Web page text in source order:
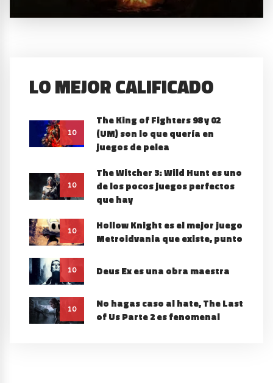
LO MEJOR CALIFICADO
10
The King of Fighters 98 y 02
(UM) son lo que quería en
juegos de pelea
10
The Witcher 3: Wild Hunt es uno
de los pocos juegos perfectos
que hay
10
Hollow Knight es el mejor juego
Metroidvania que existe, punto
10 Deus Ex es una obra maestra
10
No hagas caso al hate, The Last
of Us Parte 2 es fenomenal